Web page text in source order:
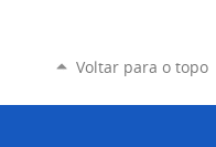
Voltar para o topo